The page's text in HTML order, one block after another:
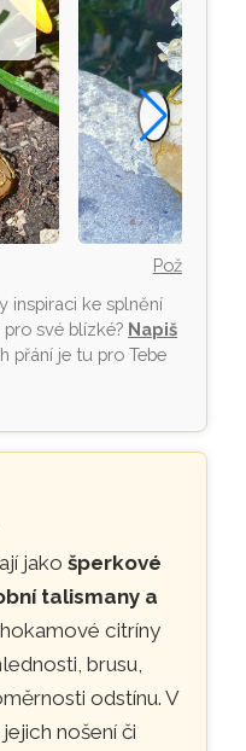
Požehnání
inspiraci ke splnění
své blízké? Napiš
přání je tu pro Tebe
jakošperkové
talismany a
citríny
brusu,
odstínu. V
nošení či